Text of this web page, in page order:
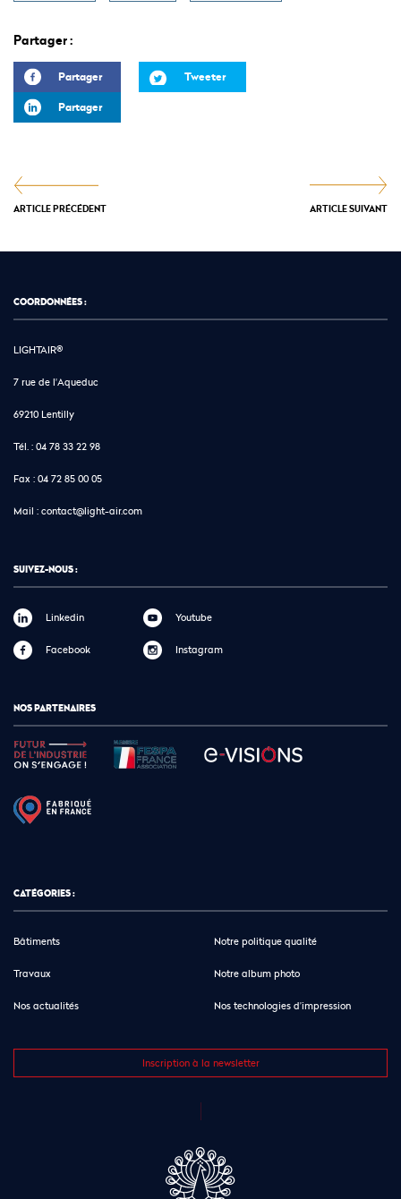
Partager :
Partager
Tweeter
Partager
ARTICLE PRÉCÉDENT ARTICLE SUIVANT
COORDONNÉES :
LIGHTAIR®
7 rue de l'Aqueduc
69210 Lentilly
Tél. : 04 78 33 22 98
Fax : 04 72 85 00 05
Mail : contact@light-air.com
SUIVEZ-NOUS :
Linkedin
Facebook
Youtube
Instagram
NOS PARTENAIRES
CATÉGORIES :
Bâtiments
Travaux
Nos actualités
Notre politique qualité
Notre album photo
Nos technologies d’impression
Inscription à la newsletter